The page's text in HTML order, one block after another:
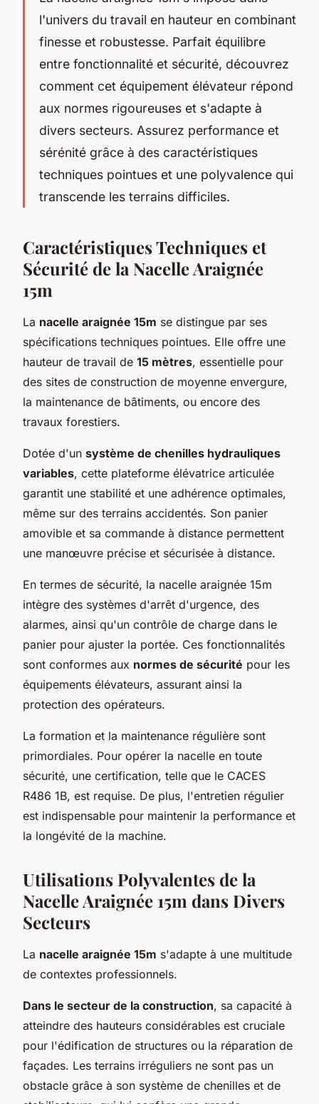
l'univers du travail en hauteur en combinant
finesse et robustesse. Parfait équilibre
entre fonctionnalité et sécurité, découvrez
comment cet équipement élévateur répond
aux normes rigoureuses et s'adapte à
divers secteurs. Assurez performance et
sérénité grâce à des caractéristiques
techniques pointues et une polyvalence qui
transcende les terrains difficiles.
Caractéristiques Techniques et
Sécurité de la Nacelle Araignée
15m
La nacelle araignée 15m se distingue par ses
spécifications techniques pointues. Elle offre une
hauteur de travail de 15 mètres, essentielle pour
des sites de construction de moyenne envergure,
la maintenance de bâtiments, ou encore des
travaux forestiers.
Dotée d'un système de chenilles hydrauliques
variables, cette plateforme élévatrice articulée
garantit une stabilité et une adhérence optimales,
même sur des terrains accidentés. Son panier
amovible et sa commande à distance permettent
une manœuvre précise et sécurisée à distance.
En termes de sécurité, la nacelle araignée 15m
intègre des systèmes d'arrêt d'urgence, des
alarmes, ainsi qu'un contrôle de charge dans le
panier pour ajuster la portée. Ces fonctionnalités
sont conformes aux normes de sécurité pour les
équipements élévateurs, assurant ainsi la
protection des opérateurs.
La formation et la maintenance régulière sont
primordiales. Pour opérer la nacelle en toute
sécurité, une certification, telle que le CACES
R486 1B, est requise. De plus, l'entretien régulier
est indispensable pour maintenir la performance et
la longévité de la machine.
Utilisations Polyvalentes de la
Nacelle Araignée 15m dans Divers
Secteurs
La nacelle araignée 15m s'adapte à une multitude
de contextes professionnels.
Dans le secteur de la construction, sa capacité à
atteindre des hauteurs considérables est cruciale
pour l'édification de structures ou la réparation de
façades. Les terrains irréguliers ne sont pas un
obstacle grâce à son système de chenilles et de